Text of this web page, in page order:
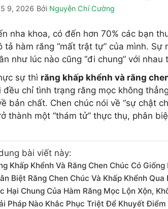
9, 2026 Bởi Nguyễn Chí Cường
nha khoa, có đến hơn 70% các bạn
tả hàm răng “mất trật tự” của mình.
như lúc nào cũng “đi chung” với
sự thì răng khấp khểnh và răng
đều chỉ tình trạng răng mọc không
bản chất. Chen chúc nói về “sự chật
thành một “thám tử” thực thụ, phân
bài viết này:
Khấp Khểnh Và Răng Chen Chúc Có Giống
Biệt Răng Chen Chúc Và Khấp Khểnh
Hại Chung Của Hàm Răng Mọc Lộn Xộn,
Pháp Nào Khắc Phục Triệt Để Khuyết Điểm